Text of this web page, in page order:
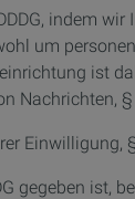
indem
um
ist
Nachrichten, §
Einwilligung,
gegeben